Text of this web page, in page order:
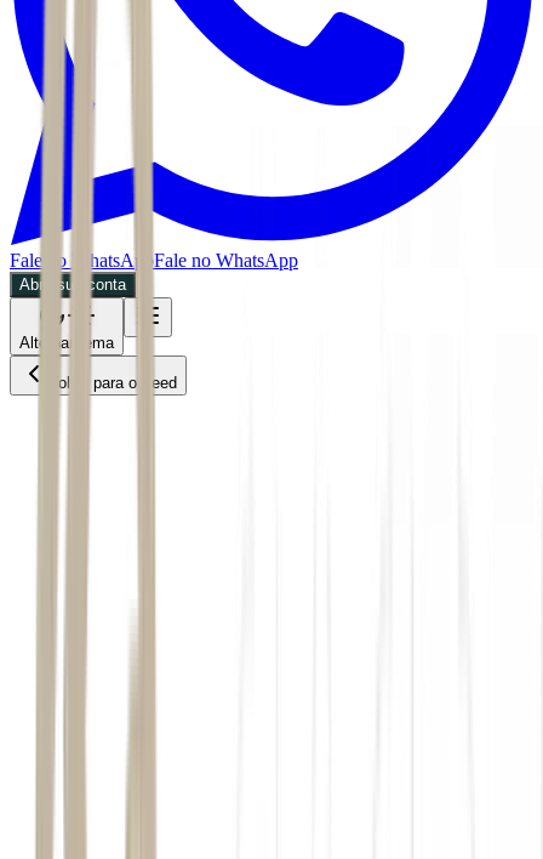
Fale no WhatsAppFale no WhatsApp
Abra sua conta
Alternar tema
Voltar para o Feed